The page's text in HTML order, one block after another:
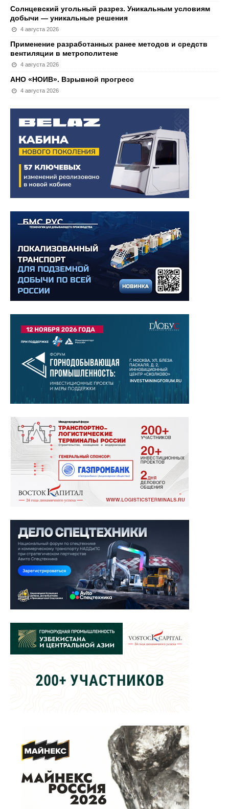
Солнцевский угольный разрез. Уникальным условиям
добычи — уникальные решения
4 августа 2026
Применение разработанных ранее методов и средств
вентиляции в метрополитене
4 августа 2026
АНО «НОИВ». Взрывной прогресс
4 августа 2026